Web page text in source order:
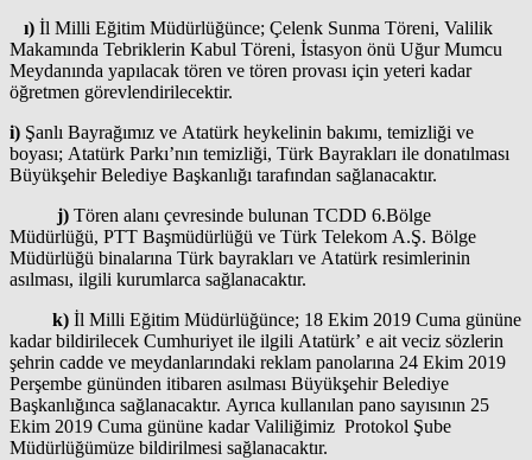
ı) İl Milli Eğitim Müdürlüğünce; Çelenk Sunma Töreni, Valilik
Makamında Tebriklerin Kabul Töreni, İstasyon önü Uğur Mumcu
Meydanında yapılacak tören ve tören provası için yeteri kadar
öğretmen görevlendirilecektir.
i) Şanlı Bayrağımız ve Atatürk heykelinin bakımı, temizliği ve
boyası; Atatürk Parkı’nın temizliği, Türk Bayrakları ile donatılması
Büyükşehir Belediye Başkanlığı tarafından sağlanacaktır.
j) Tören alanı çevresinde bulunan TCDD 6.Bölge
Müdürlüğü, PTT Başmüdürlüğü ve Türk Telekom A.Ş. Bölge
Müdürlüğü binalarına Türk bayrakları ve Atatürk resimlerinin
asılması, ilgili kurumlarca sağlanacaktır.
k) İl Milli Eğitim Müdürlüğünce; 18 Ekim 2019 Cuma gününe
kadar bildirilecek Cumhuriyet ile ilgili Atatürk’ e ait veciz sözlerin
şehrin cadde ve meydanlarındaki reklam panolarına 24 Ekim 2019
Perşembe gününden itibaren asılması Büyükşehir Belediye
Başkanlığınca sağlanacaktır. Ayrıca kullanılan pano sayısının 25
Ekim 2019 Cuma gününe kadar Valiliğimiz Protokol Şube
Müdürlüğümüze bildirilmesi sağlanacaktır.